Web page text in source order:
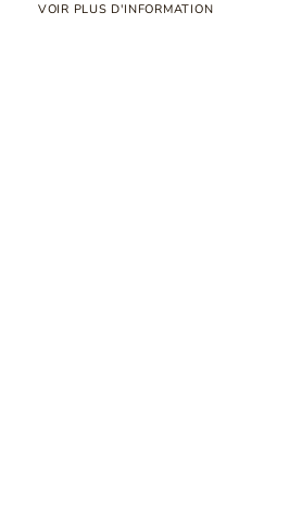
VOIR PLUS D'INFORMATION